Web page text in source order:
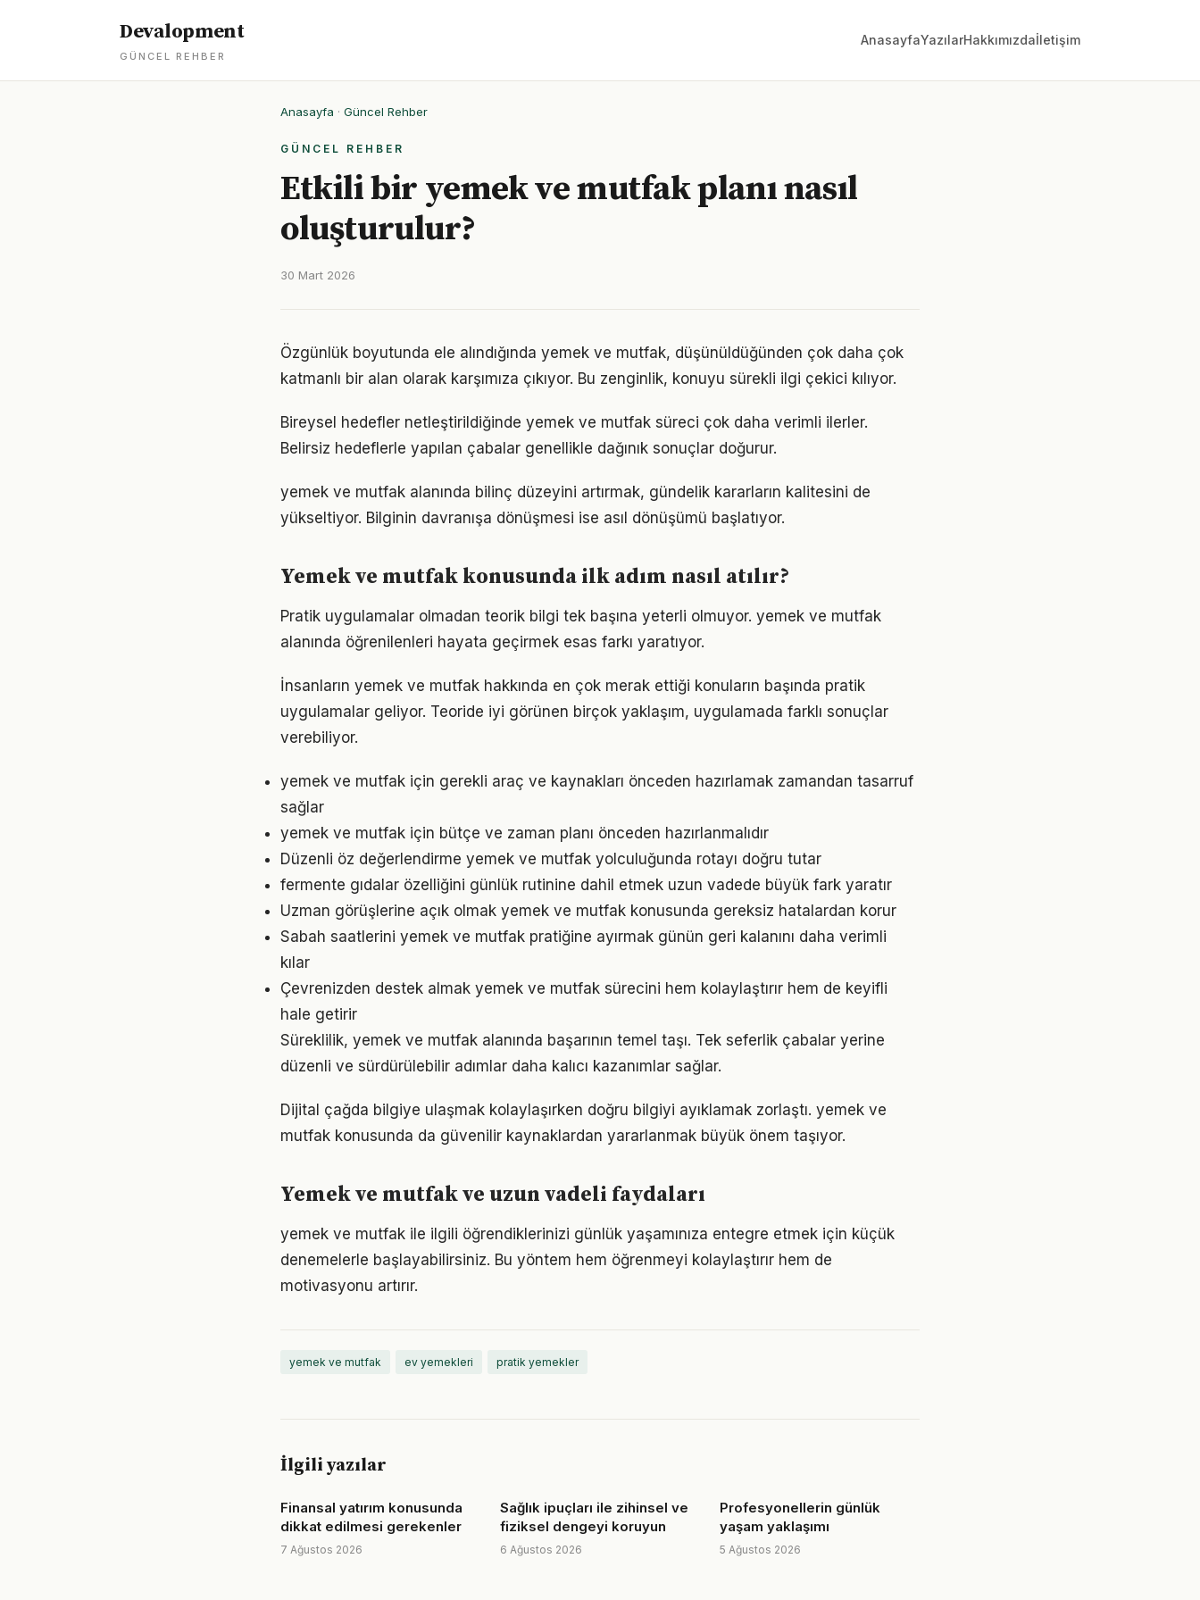
Devalopment
GÜNCEL REHBER
AnasayfaYazılarHakkımızdaİletişim
Anasayfa · Güncel Rehber
GÜNCEL REHBER
Etkili bir yemek ve mutfak planı nasıl
oluşturulur?
30 Mart 2026
Özgünlük boyutunda ele alındığında yemek ve mutfak, düşünüldüğünden çok daha çok
katmanlı bir alan olarak karşımıza çıkıyor. Bu zenginlik, konuyu sürekli ilgi çekici kılıyor.
Bireysel hedefler netleştirildiğinde yemek ve mutfak süreci çok daha verimli ilerler.
Belirsiz hedeflerle yapılan çabalar genellikle dağınık sonuçlar doğurur.
yemek ve mutfak alanında bilinç düzeyini artırmak, gündelik kararların kalitesini de
yükseltiyor. Bilginin davranışa dönüşmesi ise asıl dönüşümü başlatıyor.
Yemek ve mutfak konusunda ilk adım nasıl atılır?
Pratik uygulamalar olmadan teorik bilgi tek başına yeterli olmuyor. yemek ve mutfak
alanında öğrenilenleri hayata geçirmek esas farkı yaratıyor.
İnsanların yemek ve mutfak hakkında en çok merak ettiği konuların başında pratik
uygulamalar geliyor. Teoride iyi görünen birçok yaklaşım, uygulamada farklı sonuçlar
verebiliyor.
yemek ve mutfak için gerekli araç ve kaynakları önceden hazırlamak zamandan tasarruf
sağlar
yemek ve mutfak için bütçe ve zaman planı önceden hazırlanmalıdır
Düzenli öz değerlendirme yemek ve mutfak yolculuğunda rotayı doğru tutar
fermente gıdalar özelliğini günlük rutinine dahil etmek uzun vadede büyük fark yaratır
Uzman görüşlerine açık olmak yemek ve mutfak konusunda gereksiz hatalardan korur
Sabah saatlerini yemek ve mutfak pratiğine ayırmak günün geri kalanını daha verimli
kılar
Çevrenizden destek almak yemek ve mutfak sürecini hem kolaylaştırır hem de keyifli
hale getirir
Süreklilik, yemek ve mutfak alanında başarının temel taşı. Tek seferlik çabalar yerine
düzenli ve sürdürülebilir adımlar daha kalıcı kazanımlar sağlar.
Dijital çağda bilgiye ulaşmak kolaylaşırken doğru bilgiyi ayıklamak zorlaştı. yemek ve
mutfak konusunda da güvenilir kaynaklardan yararlanmak büyük önem taşıyor.
Yemek ve mutfak ve uzun vadeli faydaları
yemek ve mutfak ile ilgili öğrendiklerinizi günlük yaşamınıza entegre etmek için küçük
denemelerle başlayabilirsiniz. Bu yöntem hem öğrenmeyi kolaylaştırır hem de
motivasyonu artırır.
yemek ve mutfak ev yemekleri pratik yemekler
İlgili yazılar
Finansal yatırım konusunda
dikkat edilmesi gerekenler
7 Ağustos 2026
Sağlık ipuçları ile zihinsel ve
fiziksel dengeyi koruyun
6 Ağustos 2026
Profesyonellerin günlük
yaşam yaklaşımı
5 Ağustos 2026